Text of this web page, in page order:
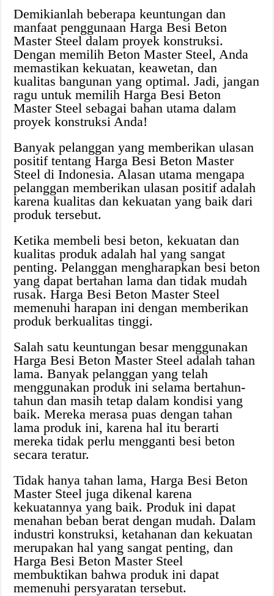
Demikianlah beberapa keuntungan dan
manfaat penggunaan Harga Besi Beton
Master Steel dalam proyek konstruksi.
Dengan memilih Beton Master Steel, Anda
memastikan kekuatan, keawetan, dan
kualitas bangunan yang optimal. Jadi, jangan
ragu untuk memilih Harga Besi Beton
Master Steel sebagai bahan utama dalam
proyek konstruksi Anda!
Banyak pelanggan yang memberikan ulasan
positif tentang Harga Besi Beton Master
Steel di Indonesia. Alasan utama mengapa
pelanggan memberikan ulasan positif adalah
karena kualitas dan kekuatan yang baik dari
produk tersebut.
Ketika membeli besi beton, kekuatan dan
kualitas produk adalah hal yang sangat
penting. Pelanggan mengharapkan besi beton
yang dapat bertahan lama dan tidak mudah
rusak. Harga Besi Beton Master Steel
memenuhi harapan ini dengan memberikan
produk berkualitas tinggi.
Salah satu keuntungan besar menggunakan
Harga Besi Beton Master Steel adalah tahan
lama. Banyak pelanggan yang telah
menggunakan produk ini selama bertahun-
tahun dan masih tetap dalam kondisi yang
baik. Mereka merasa puas dengan tahan
lama produk ini, karena hal itu berarti
mereka tidak perlu mengganti besi beton
secara teratur.
Tidak hanya tahan lama, Harga Besi Beton
Master Steel juga dikenal karena
kekuatannya yang baik. Produk ini dapat
menahan beban berat dengan mudah. Dalam
industri konstruksi, ketahanan dan kekuatan
merupakan hal yang sangat penting, dan
Harga Besi Beton Master Steel
membuktikan bahwa produk ini dapat
memenuhi persyaratan tersebut.